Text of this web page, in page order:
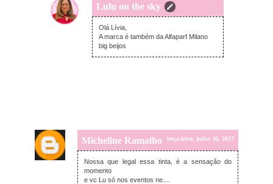
Lulu on the sky
terça-feira, julho 18, 2017
Olá Lívia,
A marca é também da Alfaparf Milano
big beijos
Micheline Ramalho terça-feira, julho 18, 2017
Nossa que legal essa tinta, é a sensação do
momento
e vc Lu só nos eventos ne....